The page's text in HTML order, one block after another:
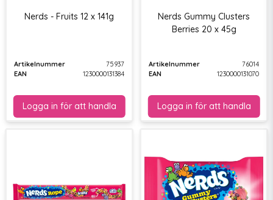
Nerds - Fruits 12 x 141g
Artikelnummer
75937
EAN
1230000131384
Nerds Gummy Clusters
Berries 20 x 45g
Artikelnummer
76014
EAN
1230000131070